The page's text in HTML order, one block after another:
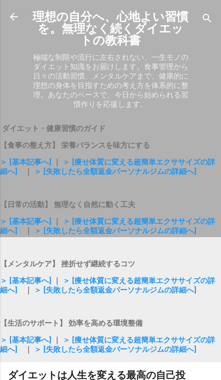
スキップしてメイン コンテンツに移動
理想の自分へ、心地よい習慣
を。無理なく続くダイエッ
トの教科書
極端な制限や流行に左右されない、一生モノの
ダイエット知識をお届けします。食事管理から
日々の活動習慣、メンタルケアまで、健康的に
理想の身体を目指すための考え方を体系的に整
理。あなたのペースで、今日から始められる習
慣作りを応援します。
ダイエット・健康習慣のガイド
【食事の整え方】 栄養バランスを味方にする
＞ [基本記事へ]
＞ [痩せ体質に変える超簡単エクササイズの詳
細へ]
＞ [失敗したら全額返金パーソナルジムの詳細へ]
【日常の活動】 無理なく自然に動く工夫
＞ [基本記事へ]
＞ [痩せ体質に変える超簡単エクササイズの詳
細へ]
＞ [失敗したら全額返金パーソナルジムの詳細へ]
【メンタルケア】 挫折せず継続するコツ
＞ [基本記事へ]
＞ [痩せ体質に変える超簡単エクササイズの詳
細へ]
＞ [失敗したら全額返金パーソナルジムの詳細へ]
【生活のサポート】 効率を高める環境整備
＞ [基本記事へ]
＞ [痩せ体質に変える超簡単エクササイズの詳
細へ]
＞ [失敗したら全額返金パーソナルジムの詳細へ]
ダイエットは人生を変える最高の自己投